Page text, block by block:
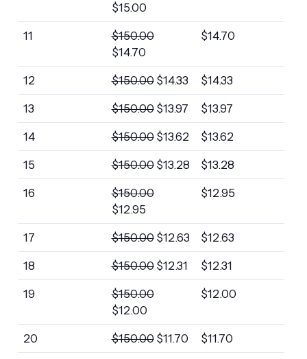
$15.00
11 $150.00
$14.70
$14.70
12 $150.00 $14.33 $14.33
13 $150.00 $13.97 $13.97
14 $150.00 $13.62 $13.62
15 $150.00 $13.28 $13.28
16 $150.00
$12.95
$12.95
17 $150.00 $12.63 $12.63
18 $150.00 $12.31 $12.31
19 $150.00
$12.00
$12.00
20 $150.00 $11.70 $11.70